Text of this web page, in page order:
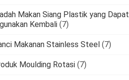
Makan Siang Plastik yang Dapat
Kembali (7)
Makanan Stainless Steel (7)
Moulding Rotasi (7)